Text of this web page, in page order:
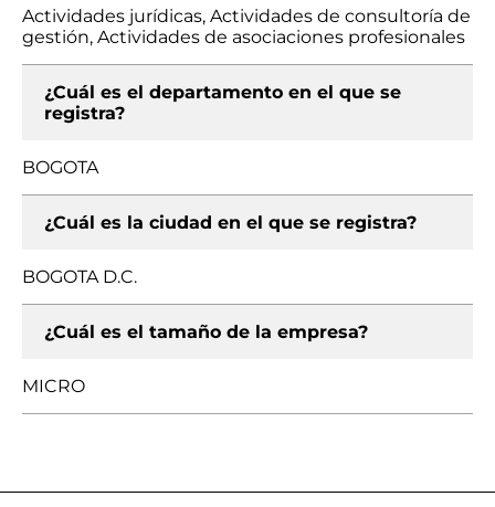
Actividades jurídicas, Actividades de consultoría de
gestión, Actividades de asociaciones profesionales
¿Cuál es el departamento en el que se
registra?
BOGOTA
¿Cuál es la ciudad en el que se registra?
BOGOTA D.C.
¿Cuál es el tamaño de la empresa?
MICRO